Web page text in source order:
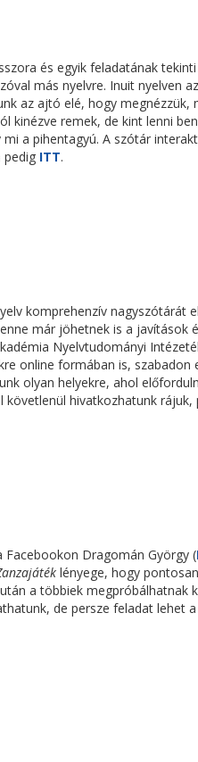
és egyik feladatának
más nyelvre. Inuit nyelven az
az ajtó elé, hogy megnézzük,
kinézve remek, de kint lenni
a pihentagyú. A szótár
pedig ITT.
komprehenzív nagyszótárát
már jöhetnek is a javítások
Nyelvtudományi
online formában is, szabadon
olyan helyekre, ahol
hivatkozhatunk rájuk,
Dragomán György (
lényege, hogy
a többiek megpróbálhatnak
de persze feladat lehet